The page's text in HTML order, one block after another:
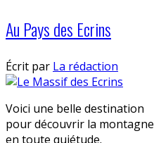
Au Pays des Ecrins
Écrit par La rédaction
Voici une belle destination
pour découvrir la montagne
en toute quiétude.